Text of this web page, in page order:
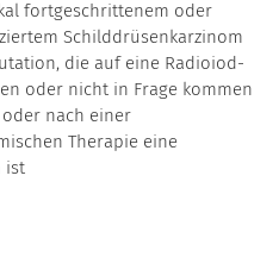
fortgeschrittenem oder
Schilddrüsenkarzinom
die auf eine Radioiod-
oder nicht in Frage kommen
nach einer
Therapie eine
ist